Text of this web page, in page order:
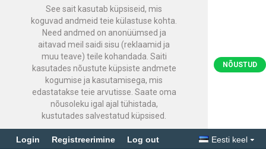
See sait kasutab küpsiseid, mis
koguvad andmeid teie külastuse kohta.
Need andmed on anonüümsed ja
aitavad meil saidi sisu (reklaamid ja
muu teave) teile kohandada. Saiti
kasutades nõustute küpsiste andmete
kogumise ja kasutamisega, mis
edastatakse teie arvutisse. Saate oma
nõusoleku igal ajal tühistada,
kustutades salvestatud küpsised.
NÕUSTUD
Login Registreerimine Log out Eesti keel